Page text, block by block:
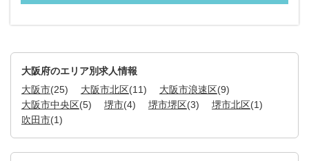
大阪府のエリア別求人情報
大阪市(25) 大阪市北区(11) 大阪市浪速区(9)
大阪市中央区(5) 堺市(4) 堺市堺区(3) 堺市北区(1)
吹田市(1)